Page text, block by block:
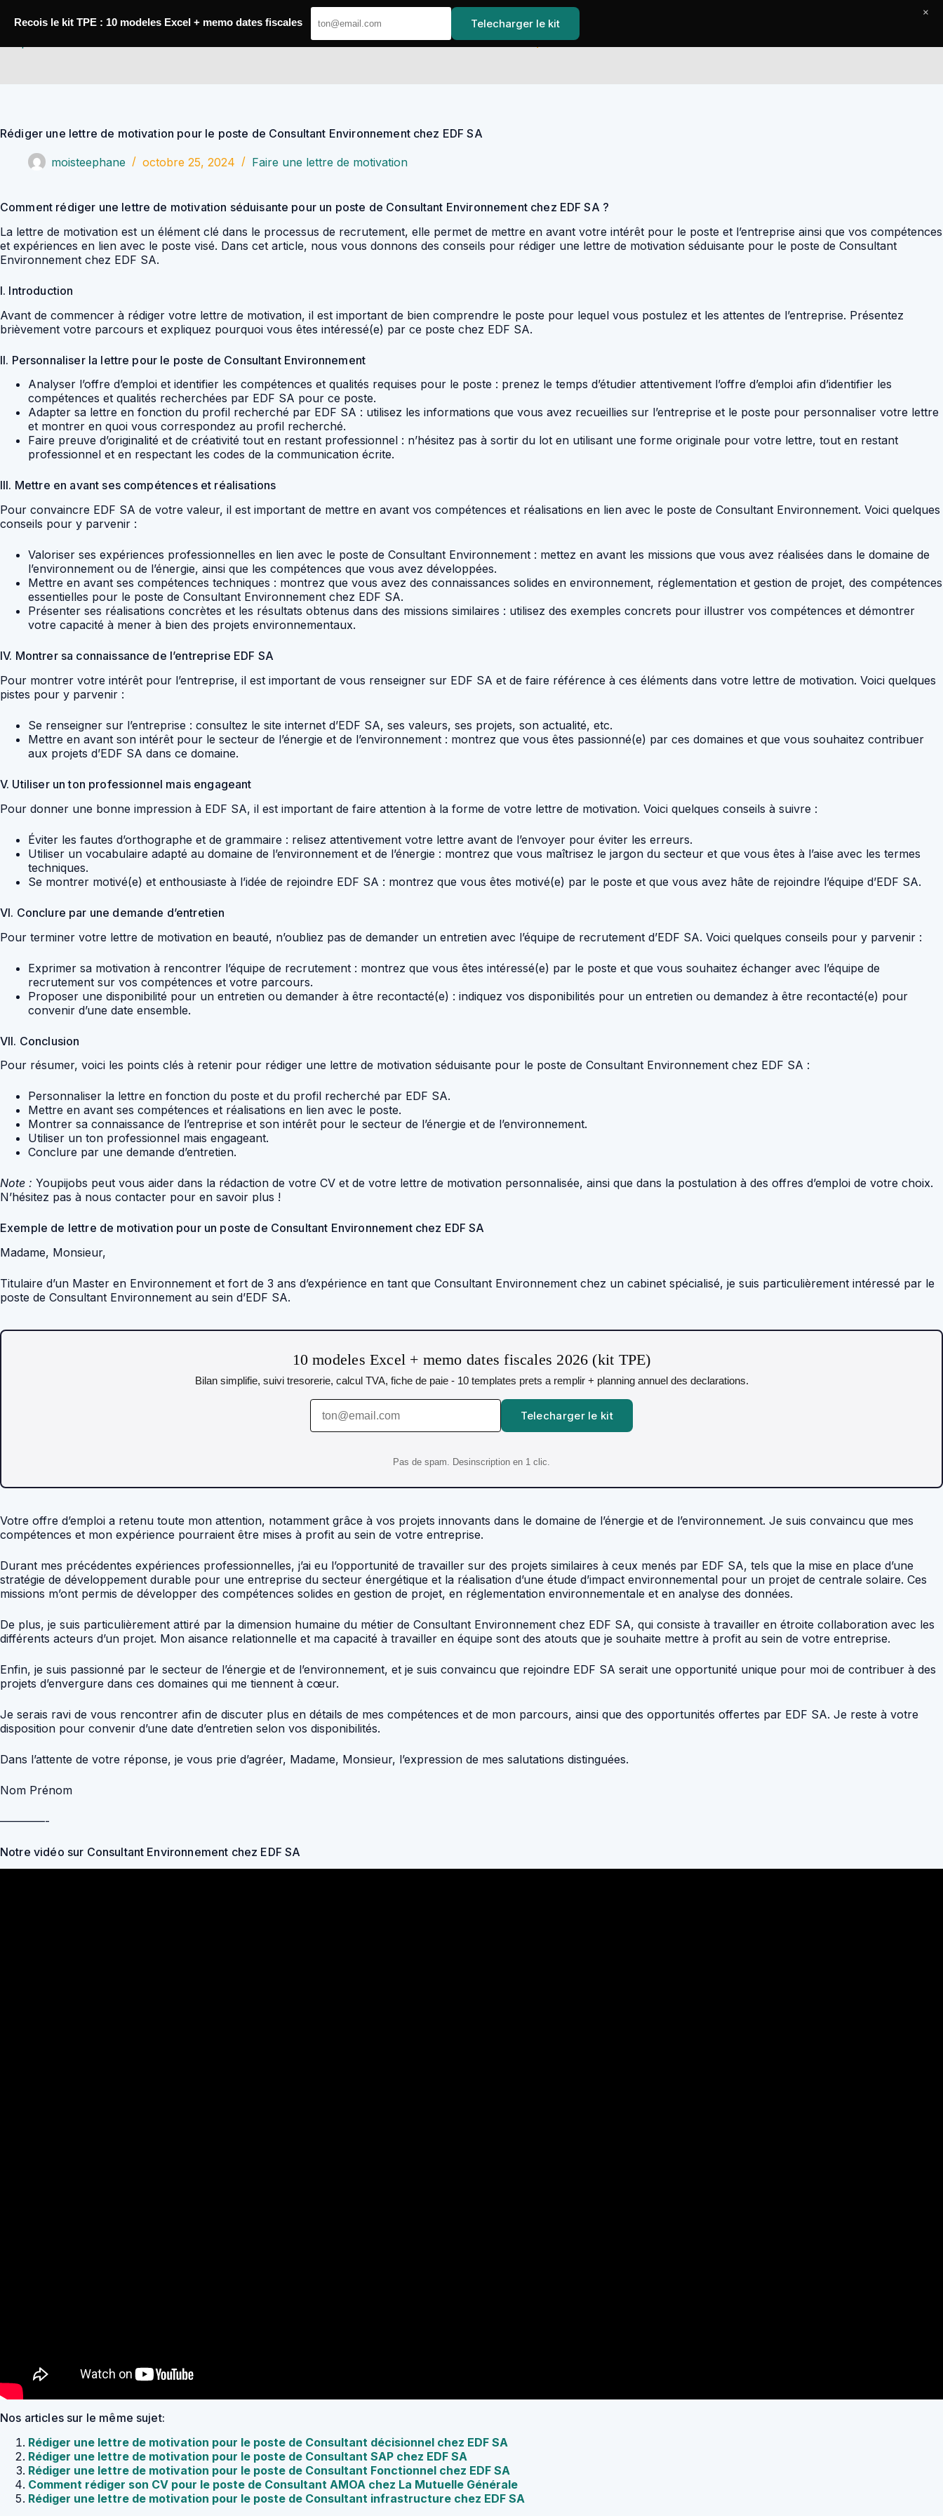
Rédiger une lettre de motivation pour le poste de Consultant Environnement chez EDF SA
moisteephane octobre 25, 2024 Faire une lettre de motivation
Comment rédiger une lettre de motivation séduisante pour un poste de Consultant Environnement chez EDF SA ?
La lettre de motivation est un élément clé dans le processus de recrutement, elle permet de mettre en avant votre intérêt pour le poste et l’entreprise ainsi que vos compétences
et expériences en lien avec le poste visé. Dans cet article, nous vous donnons des conseils pour rédiger une lettre de motivation séduisante pour le poste de Consultant
Environnement chez EDF SA.
I. Introduction
Avant de commencer à rédiger votre lettre de motivation, il est important de bien comprendre le poste pour lequel vous postulez et les attentes de l’entreprise. Présentez
brièvement votre parcours et expliquez pourquoi vous êtes intéressé(e) par ce poste chez EDF SA.
II. Personnaliser la lettre pour le poste de Consultant Environnement
Analyser l’offre d’emploi et identifier les compétences et qualités requises pour le poste : prenez le temps d’étudier attentivement l’offre d’emploi afin d’identifier les
compétences et qualités recherchées par EDF SA pour ce poste.
Adapter sa lettre en fonction du profil recherché par EDF SA : utilisez les informations que vous avez recueillies sur l’entreprise et le poste pour personnaliser votre lettre
et montrer en quoi vous correspondez au profil recherché.
Faire preuve d’originalité et de créativité tout en restant professionnel : n’hésitez pas à sortir du lot en utilisant une forme originale pour votre lettre, tout en restant
professionnel et en respectant les codes de la communication écrite.
III. Mettre en avant ses compétences et réalisations
Pour convaincre EDF SA de votre valeur, il est important de mettre en avant vos compétences et réalisations en lien avec le poste de Consultant Environnement. Voici quelques
conseils pour y parvenir :
Valoriser ses expériences professionnelles en lien avec le poste de Consultant Environnement : mettez en avant les missions que vous avez réalisées dans le domaine de
l’environnement ou de l’énergie, ainsi que les compétences que vous avez développées.
Mettre en avant ses compétences techniques : montrez que vous avez des connaissances solides en environnement, réglementation et gestion de projet, des compétences
essentielles pour le poste de Consultant Environnement chez EDF SA.
Présenter ses réalisations concrètes et les résultats obtenus dans des missions similaires : utilisez des exemples concrets pour illustrer vos compétences et démontrer
votre capacité à mener à bien des projets environnementaux.
IV. Montrer sa connaissance de l’entreprise EDF SA
Pour montrer votre intérêt pour l’entreprise, il est important de vous renseigner sur EDF SA et de faire référence à ces éléments dans votre lettre de motivation. Voici quelques
pistes pour y parvenir :
Se renseigner sur l’entreprise : consultez le site internet d’EDF SA, ses valeurs, ses projets, son actualité, etc.
Mettre en avant son intérêt pour le secteur de l’énergie et de l’environnement : montrez que vous êtes passionné(e) par ces domaines et que vous souhaitez contribuer
aux projets d’EDF SA dans ce domaine.
V. Utiliser un ton professionnel mais engageant
Pour donner une bonne impression à EDF SA, il est important de faire attention à la forme de votre lettre de motivation. Voici quelques conseils à suivre :
Éviter les fautes d’orthographe et de grammaire : relisez attentivement votre lettre avant de l’envoyer pour éviter les erreurs.
Utiliser un vocabulaire adapté au domaine de l’environnement et de l’énergie : montrez que vous maîtrisez le jargon du secteur et que vous êtes à l’aise avec les termes
techniques.
Se montrer motivé(e) et enthousiaste à l’idée de rejoindre EDF SA : montrez que vous êtes motivé(e) par le poste et que vous avez hâte de rejoindre l’équipe d’EDF SA.
VI. Conclure par une demande d’entretien
Pour terminer votre lettre de motivation en beauté, n’oubliez pas de demander un entretien avec l’équipe de recrutement d’EDF SA. Voici quelques conseils pour y parvenir :
Exprimer sa motivation à rencontrer l’équipe de recrutement : montrez que vous êtes intéressé(e) par le poste et que vous souhaitez échanger avec l’équipe de
recrutement sur vos compétences et votre parcours.
Proposer une disponibilité pour un entretien ou demander à être recontacté(e) : indiquez vos disponibilités pour un entretien ou demandez à être recontacté(e) pour
convenir d’une date ensemble.
VII. Conclusion
Pour résumer, voici les points clés à retenir pour rédiger une lettre de motivation séduisante pour le poste de Consultant Environnement chez EDF SA :
Personnaliser la lettre en fonction du poste et du profil recherché par EDF SA.
Mettre en avant ses compétences et réalisations en lien avec le poste.
Montrer sa connaissance de l’entreprise et son intérêt pour le secteur de l’énergie et de l’environnement.
Utiliser un ton professionnel mais engageant.
Conclure par une demande d’entretien.
Note : Youpijobs peut vous aider dans la rédaction de votre CV et de votre lettre de motivation personnalisée, ainsi que dans la postulation à des offres d’emploi de votre choix.
N’hésitez pas à nous contacter pour en savoir plus !
Exemple de lettre de motivation pour un poste de Consultant Environnement chez EDF SA
Madame, Monsieur,
Titulaire d’un Master en Environnement et fort de 3 ans d’expérience en tant que Consultant Environnement chez un cabinet spécialisé, je suis particulièrement intéressé par le
poste de Consultant Environnement au sein d’EDF SA.
10 modeles Excel + memo dates fiscales 2026 (kit TPE)
Bilan simplifie, suivi tresorerie, calcul TVA, fiche de paie - 10 templates prets a remplir + planning annuel des declarations.
Telecharger le kit
Pas de spam. Desinscription en 1 clic.
Votre offre d’emploi a retenu toute mon attention, notamment grâce à vos projets innovants dans le domaine de l’énergie et de l’environnement. Je suis convaincu que mes
compétences et mon expérience pourraient être mises à profit au sein de votre entreprise.
Durant mes précédentes expériences professionnelles, j’ai eu l’opportunité de travailler sur des projets similaires à ceux menés par EDF SA, tels que la mise en place d’une
stratégie de développement durable pour une entreprise du secteur énergétique et la réalisation d’une étude d’impact environnemental pour un projet de centrale solaire. Ces
missions m’ont permis de développer des compétences solides en gestion de projet, en réglementation environnementale et en analyse des données.
De plus, je suis particulièrement attiré par la dimension humaine du métier de Consultant Environnement chez EDF SA, qui consiste à travailler en étroite collaboration avec les
différents acteurs d’un projet. Mon aisance relationnelle et ma capacité à travailler en équipe sont des atouts que je souhaite mettre à profit au sein de votre entreprise.
Enfin, je suis passionné par le secteur de l’énergie et de l’environnement, et je suis convaincu que rejoindre EDF SA serait une opportunité unique pour moi de contribuer à des
projets d’envergure dans ces domaines qui me tiennent à cœur.
Je serais ravi de vous rencontrer afin de discuter plus en détails de mes compétences et de mon parcours, ainsi que des opportunités offertes par EDF SA. Je reste à votre
disposition pour convenir d’une date d’entretien selon vos disponibilités.
Dans l’attente de votre réponse, je vous prie d’agréer, Madame, Monsieur, l’expression de mes salutations distinguées.
Nom Prénom
————-
Notre vidéo sur Consultant Environnement chez EDF SA
Nos articles sur le même sujet:
Rédiger une lettre de motivation pour le poste de Consultant décisionnel chez EDF SA
Rédiger une lettre de motivation pour le poste de Consultant SAP chez EDF SA
Rédiger une lettre de motivation pour le poste de Consultant Fonctionnel chez EDF SA
Comment rédiger son CV pour le poste de Consultant AMOA chez La Mutuelle Générale
Rédiger une lettre de motivation pour le poste de Consultant infrastructure chez EDF SA
Recois le kit TPE : 10 modeles Excel + memo dates fiscales Telecharger le kit
×